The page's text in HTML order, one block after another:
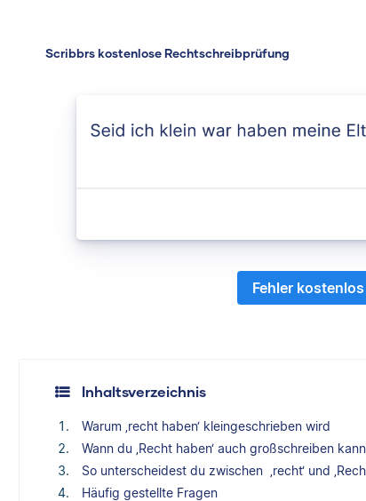
Scribbrs kostenlose Rechtschreibprüfung
Fehler
Inhaltsverzeichnis
Warum ‚recht haben‘ kleingeschrieben wird
Wann du ‚Recht haben‘ auch großschreiben
So unterscheidest du zwischen ‚recht‘ und
Häufig gestellte Fragen